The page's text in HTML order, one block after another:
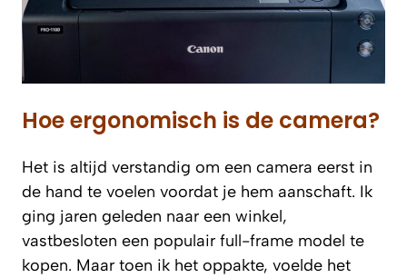
Hoe ergonomisch is de camera?
Het is altijd verstandig om een camera eerst in
de hand te voelen voordat je hem aanschaft. Ik
ging jaren geleden naar een winkel,
vastbesloten een populair full-frame model te
kopen. Maar toen ik het oppakte, voelde het